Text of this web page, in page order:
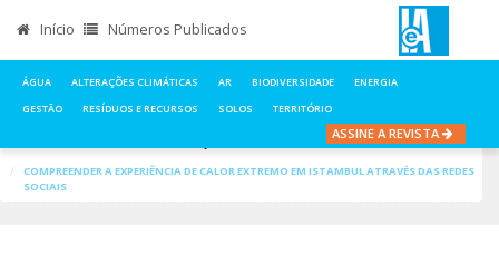
Início Números Publicados
ÁGUA ALTERAÇÕES CLIMÁTICAS AR BIODIVERSIDADE
ENERGIA
GESTÃO
RESÍDUOS E RECURSOS SOLOS TERRITÓRIO
ASSINE A REVISTA
COMPREENDER A EXPERIÊNCIA DE CALOR EXTREMO EM ISTAMBUL ATRAVÉS DAS REDES
SOCIAIS